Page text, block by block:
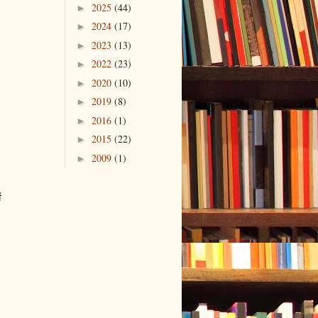
► 2025 (44)
► 2024 (17)
► 2023 (13)
► 2022 (23)
► 2020 (10)
► 2019 (8)
► 2016 (1)
► 2015 (22)
► 2009 (1)